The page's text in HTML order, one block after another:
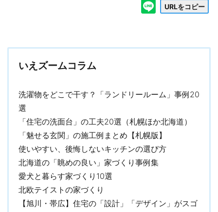
URLをコピー
いえズームコラム
洗濯物をどこで干す？「ランドリールーム」事例20
選
「住宅の洗面台」の工夫20選（札幌ほか北海道）
「魅せる玄関」の施工例まとめ【札幌版】
使いやすい、後悔しないキッチンの選び方
北海道の「眺めの良い」家づくり事例集
愛犬と暮らす家づくり10選
北欧テイストの家づくり
【旭川・帯広】住宅の「設計」「デザイン」がスゴ